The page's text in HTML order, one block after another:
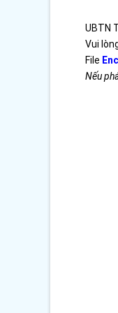
UBTN
Vui
File
Nếu